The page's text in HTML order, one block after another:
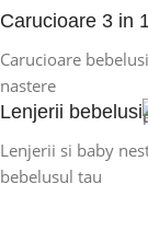
Carucioare 3 in
Carucioare
nastere
Lenjerii bebelusi
Lenjerii si baby
bebelusul tau